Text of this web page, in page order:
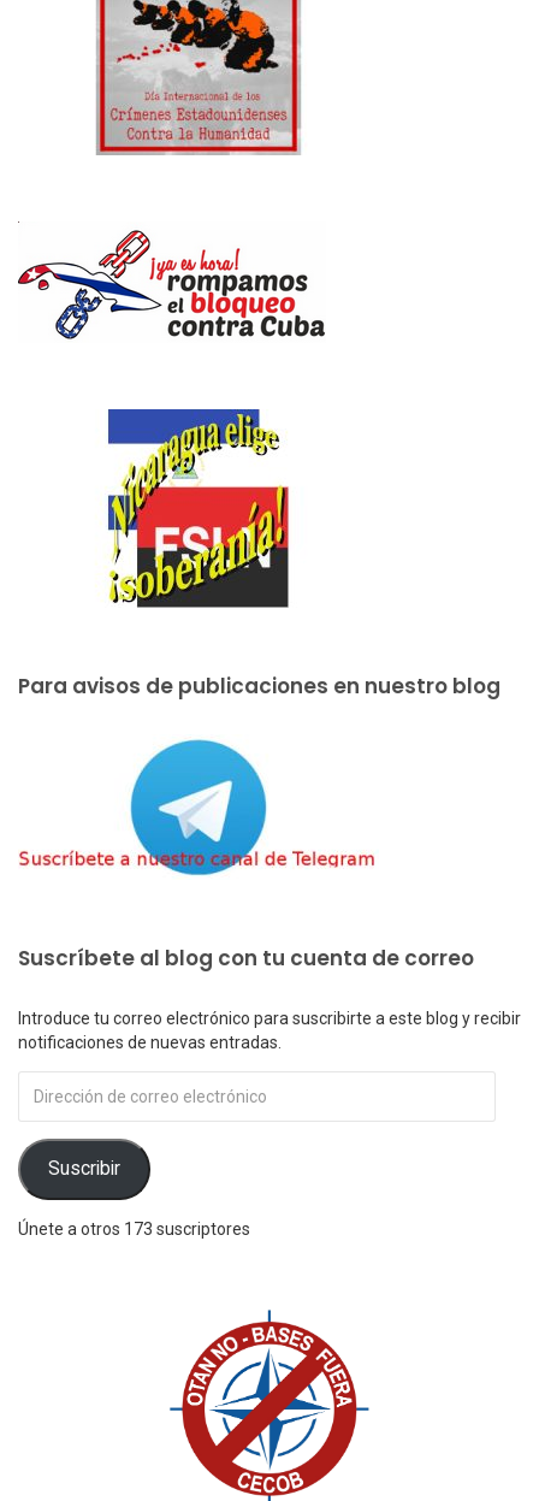
Para avisos de publicaciones en nuestro blog
Suscríbete al blog con tu cuenta de correo
Introduce tu correo electrónico para suscribirte a este blog y recibir
notificaciones de nuevas entradas.
de
correo
electrónico
Suscribir
Únete a otros 173 suscriptores